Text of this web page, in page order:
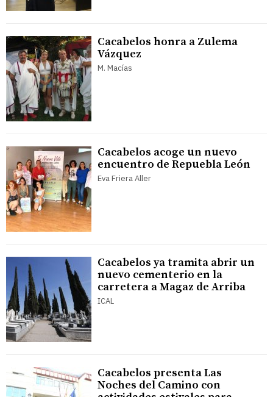
Cacabelos honra a Zulema
Vázquez
M. Macías
Cacabelos acoge un nuevo
encuentro de Repuebla León
Eva Friera Aller
Cacabelos ya tramita abrir un
nuevo cementerio en la
carretera a Magaz de Arriba
ICAL
Cacabelos presenta Las
Noches del Camino con